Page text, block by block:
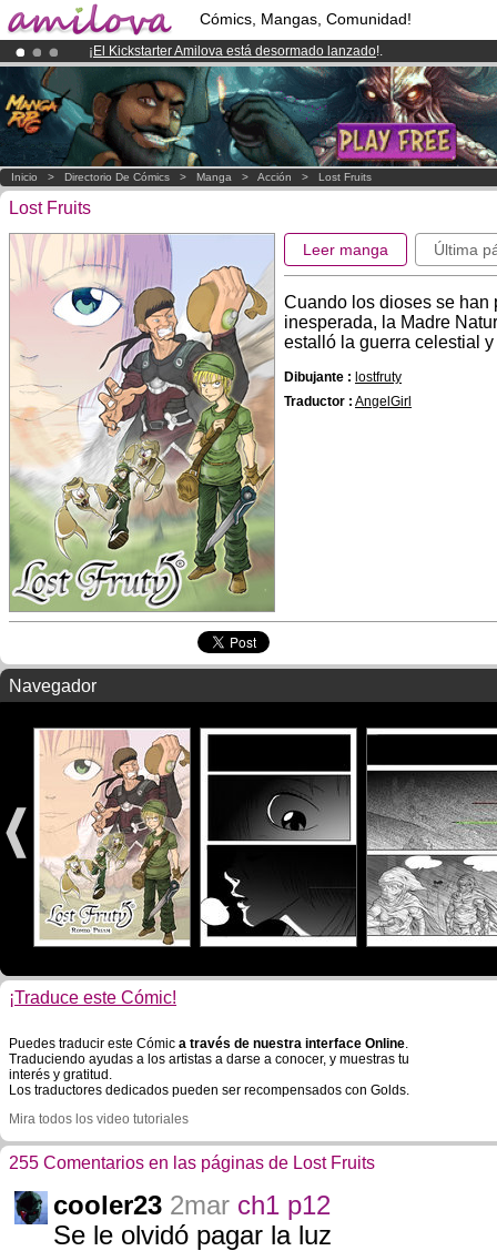
Cómics, Mangas, Comunidad!
¡ El Kickstarter Amilova está desormado lanzado!.
¡Conviertete en Premium por3.95 eurosal mes!Hazte Premium ya
¡Ya tenemos 134393miembrosy 1208 Cómics y Mangas!.
Inicio > Directorio De Cómics > Manga > Acción > Lost Fruits
Lost Fruits
Leer manga Última
Cuando los dioses se han
inesperada, la Madre
estalló la guerra celestial
Dibujante : lostfruty
Traductor : AngelGirl
Navegador
¡Traduce este Cómic!
Puedes traducir este Cómic a través de nuestra interface Online.
Traduciendo ayudas a los artistas a darse a conocer, y muestras tu
interés y gratitud.
Los traductores dedicados pueden ser recompensados con Golds.
Mira todos los video tutoriales
255 Comentarios en las páginas de Lost Fruits
cooler23 2mar ch1 p12
Se le olvidó pagar la luz